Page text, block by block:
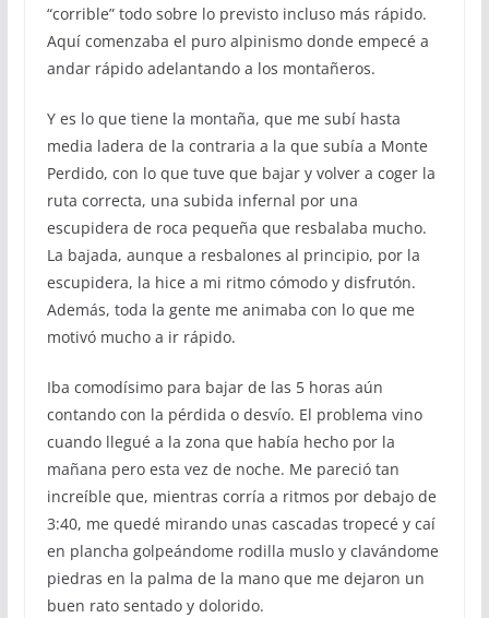
“corrible” todo sobre lo previsto incluso más rápido.
Aquí comenzaba el puro alpinismo donde empecé a
andar rápido adelantando a los montañeros.
Y es lo que tiene la montaña, que me subí hasta
media ladera de la contraria a la que subía a Monte
Perdido, con lo que tuve que bajar y volver a coger la
ruta correcta, una subida infernal por una
escupidera de roca pequeña que resbalaba mucho.
La bajada, aunque a resbalones al principio, por la
escupidera, la hice a mi ritmo cómodo y disfrutón.
Además, toda la gente me animaba con lo que me
motivó mucho a ir rápido.
Iba comodísimo para bajar de las 5 horas aún
contando con la pérdida o desvío. El problema vino
cuando llegué a la zona que había hecho por la
mañana pero esta vez de noche. Me pareció tan
increíble que, mientras corría a ritmos por debajo de
3:40, me quedé mirando unas cascadas tropecé y caí
en plancha golpeándome rodilla muslo y clavándome
piedras en la palma de la mano que me dejaron un
buen rato sentado y dolorido.